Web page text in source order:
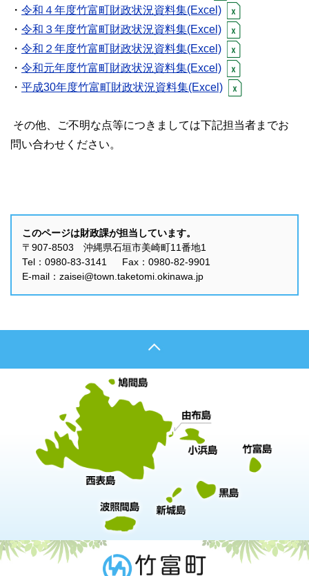
・ 令和４年度竹富町財政状況資料集(Excel)
・ 令和３年度竹富町財政状況資料集(Excel)
・ 令和２年度竹富町財政状況資料集(Excel)
・ 令和元年度竹富町財政状況資料集(Excel)
・ 平成30年度竹富町財政状況資料集(Excel)
その他、ご不明な点等につきましては下記担当者までお
問い合わせください。
このページは財政課が担当しています。
〒907-8503 沖縄県石垣市美崎町11番地1
Tel：0980-83-3141 Fax：0980-82-9901
E-mail：zaisei@town.taketomi.okinawa.jp